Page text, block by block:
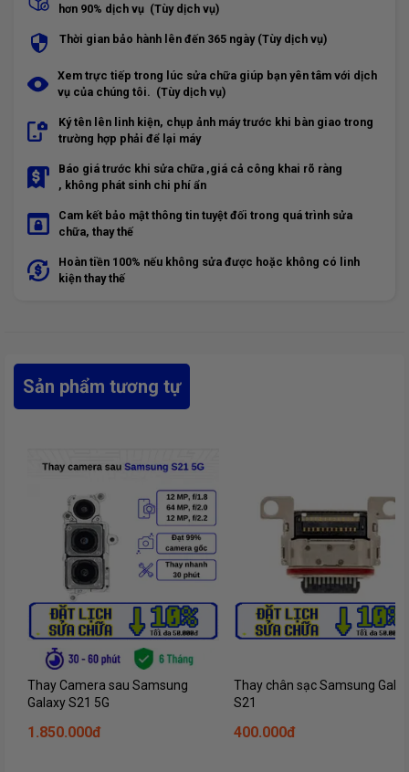
hơn 90% dịch vụ (Tùy dịch vụ)
Thời gian bảo hành lên đến 365 ngày (Tùy dịch vụ)
Xem trực tiếp trong lúc sửa chữa giúp bạn yên tâm với dịch
vụ của chúng tôi. (Tùy dịch vụ)
Ký tên lên linh kiện, chụp ảnh máy trước khi bàn giao trong
trường hợp phải để lại máy
Báo giá trước khi sửa chữa ,giá cả công khai rõ ràng
, không phát sinh chi phí ẩn
Cam kết bảo mật thông tin tuyệt đối trong quá trình sửa
chữa, thay thế
Hoàn tiền 100% nếu không sửa được hoặc không có linh
kiện thay thế
Sản phẩm tương tự
Thay Camera sau Samsung
Galaxy S21 5G
1.850.000đ
Thay chân sạc Samsung
S21
400.000đ